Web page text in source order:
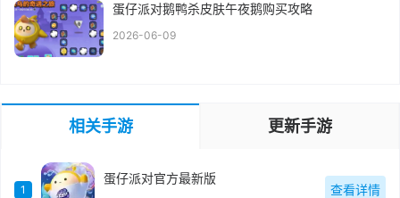
蛋仔派对鹅鸭杀皮肤午夜鹅购买攻略
2026-06-09
相关手游 更新手游
1
蛋仔派对官方最新版
查看详情